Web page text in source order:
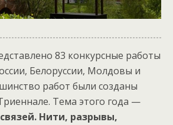
83 конкурсные работы
Белоруссии, Молдовы и
работ были созданы
Тема этого года —
Нити, разрывы,